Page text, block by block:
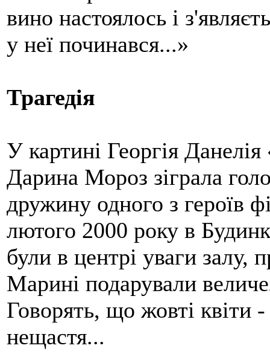
вино настоялось і
у неї починався...»
Трагедія
У картині Георгія
Дарина Мороз зіграла
дружину одного з героїв
лютого 2000 року в
були в центрі уваги залу,
Марині подарували
Говорять, що жовті квіти
нещастя...